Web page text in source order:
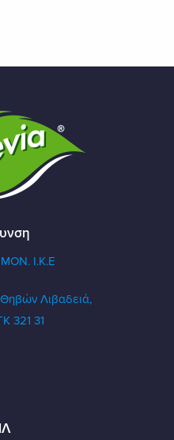
Ι.Κ.Ε
Θηβών Λιβαδειά,
321 31